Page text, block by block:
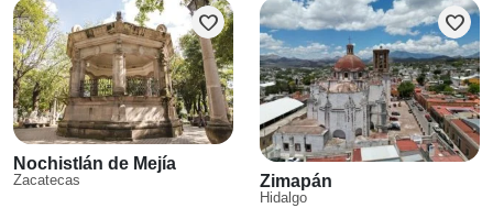
favorite
Nochistlán de Mejía
Zacatecas
favorite
Zimapán
Hidalgo